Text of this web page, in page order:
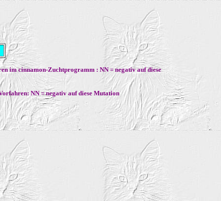
im cinnamon-Zuchtprogramm : NN = negativ auf diese
NN = negativ auf diese Mutation